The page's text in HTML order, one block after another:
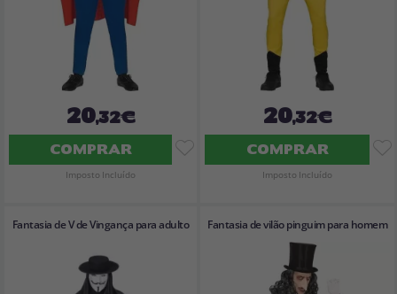
20,32€
COMPRAR
Imposto Incluído
20,32€
COMPRAR
Imposto Incluído
Fantasia de V de Vingança para adulto Fantasia de vilão pinguim para homem